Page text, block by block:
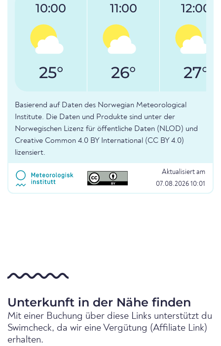
10:00
25°
11:00
26°
12:00
27°
Basierend auf Daten des Norwegian Meteorological
Institute. Die Daten und Produkte sind unter der
Norwegischen Lizenz für öffentliche Daten (NLOD) und
Creative Common 4.0 BY International (CC BY 4.0)
lizensiert.
Aktualisiert am
07.08.2026 10:01
Unterkunft in der Nähe finden
Mit einer Buchung über diese Links unterstützt du
Swimcheck, da wir eine Vergütung (Affiliate Link)
erhalten.